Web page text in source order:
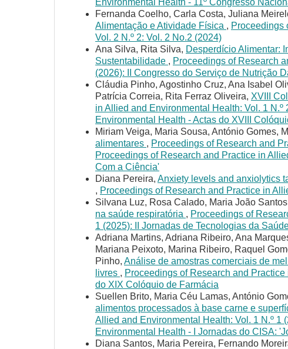
Fernanda Coelho, Carla Costa, Juliana
Alimentação e Atividade Física , Proceedings
Vol. 2 N.º 2: Vol. 2 No.2 (2024)
Ana Silva, Rita Silva, Desperdício Alimentar:
Sustentabilidade , Proceedings of Research
(2026): II Congresso do Serviço de Nutrição
Cláudia Pinho, Agostinho Cruz, Ana Isabel
Patrícia Correia, Rita Ferraz Oliveira, XVIII
in Allied and Environmental Health: Vol. 1
Environmental Health - Actas do XVIII
Miriam Veiga, Maria Sousa, António Gomes,
alimentares , Proceedings of Research and
Proceedings of Research and Practice in
Com a Ciência'
Diana Pereira, Anxiety levels and anxiolytics
, Proceedings of Research and Practice in
Silvana Luz, Rosa Calado, Maria João
na saúde respiratória , Proceedings of
1 (2025): II Jornadas de Tecnologias da
Adriana Martins, Adriana Ribeiro, Ana
Mariana Peixoto, Marina Ribeiro, Raquel
Pinho, Análise de amostras comerciais de
livres , Proceedings of Research and
do XIX Colóquio de Farmácia
Suellen Brito, Maria Céu Lamas, António
alimentos processados à base carne e
Allied and Environmental Health: Vol. 1 N.º
Environmental Health - I Jornadas do CISA:
Diana Santos, Maria Pereira, Fernando